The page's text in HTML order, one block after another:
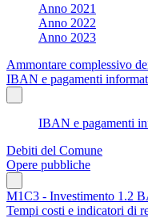
Anno 2021
Anno 2022
Anno 2023
Ammontare complessivo
IBAN e pagamenti
IBAN e pagamenti
Debiti del Comune
Opere pubbliche
M1C3 - Investimento 1.2
Tempi costi e indicatori di